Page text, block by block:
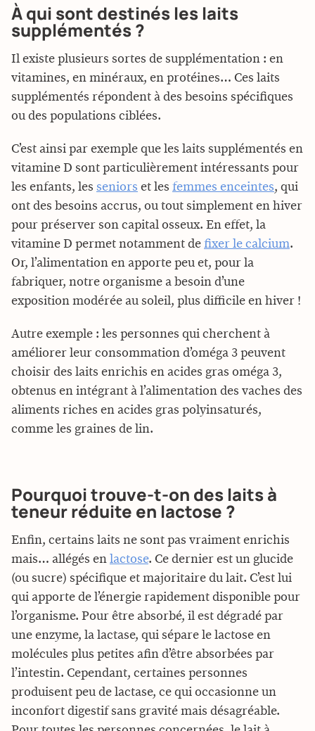
À qui sont destinés les laits
supplémentés ?
Il existe plusieurs sortes de supplémentation : en
vitamines, en minéraux, en protéines… Ces laits
supplémentés répondent à des besoins spécifiques
ou des populations ciblées.
C’est ainsi par exemple que les laits supplémentés en
vitamine D sont particulièrement intéressants pour
les enfants, les seniors et les femmes enceintes, qui
ont des besoins accrus, ou tout simplement en hiver
pour préserver son capital osseux. En effet, la
vitamine D permet notamment de fixer le calcium.
Or, l’alimentation en apporte peu et, pour la
fabriquer, notre organisme a besoin d’une
exposition modérée au soleil, plus difficile en hiver !
Autre exemple : les personnes qui cherchent à
améliorer leur consommation d’oméga 3 peuvent
choisir des laits enrichis en acides gras oméga 3,
obtenus en intégrant à l’alimentation des vaches des
aliments riches en acides gras polyinsaturés,
comme les graines de lin.
Pourquoi trouve-t-on des laits à
teneur réduite en lactose ?
Enfin, certains laits ne sont pas vraiment enrichis
mais… allégés en lactose. Ce dernier est un glucide
(ou sucre) spécifique et majoritaire du lait. C’est lui
qui apporte de l’énergie rapidement disponible pour
l’organisme. Pour être absorbé, il est dégradé par
une enzyme, la lactase, qui sépare le lactose en
molécules plus petites afin d’être absorbées par
l’intestin. Cependant, certaines personnes
produisent peu de lactase, ce qui occasionne un
inconfort digestif sans gravité mais désagréable.